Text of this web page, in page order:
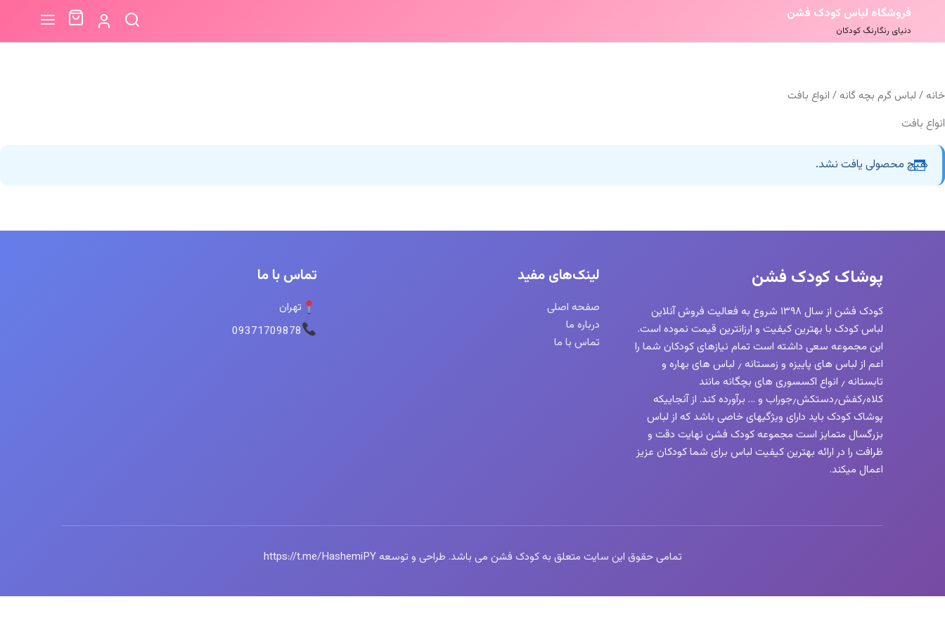
فروشگاه لباس کودک فشن
دنیای رنگارنگ کودکان
خانه / لباس گرم بچه گانه / انواع بافت
انواع بافت
هیچ محصولی یافت نشد.
پوشاک کودک فشن
کودک فشن از سال ۱۳۹۸ شروع به فعالیت فروش آنلاین
لباس کودک با بهترین کیفیت و ارزانترین قیمت نموده است.
این مجموعه سعی داشته است تمام نیازهای کودکان شما را
اعم از لباس های پاییزه و زمستانه ٫ لباس های بهاره و
تابستانه ٫ انواع اکسسوری های بچگانه مانند
کلاه٫کفش٫دستکش٫جوراب و … برآورده کند. از آنجاییکه
پوشاک کودک باید دارای ویژگیهای خاصی باشد که از لباس
بزرگسال متمایز است مجموعه کودک فشن نهایت دقت و
ظرافت را در ارائه بهترین کیفیت لباس برای شما کودکان عزیز
اعمال میکند.
لینک‌های مفید
صفحه اصلی
درباره ما
تماس با ما
تماس با ما
تهران
09371709878
تمامی حقوق این سایت متعلق به کودک فشن می باشد. طراحی و توسعه https://t.me/HashemiPY